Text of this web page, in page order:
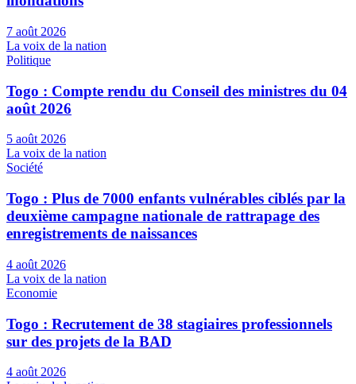
7 août 2026
La voix de la nation
Politique
Togo : Compte rendu du Conseil des ministres du 04
août 2026
5 août 2026
La voix de la nation
Société
Togo : Plus de 7000 enfants vulnérables ciblés par la
deuxième campagne nationale de rattrapage des
enregistrements de naissances
4 août 2026
La voix de la nation
Economie
Togo : Recrutement de 38 stagiaires professionnels
sur des projets de la BAD
4 août 2026